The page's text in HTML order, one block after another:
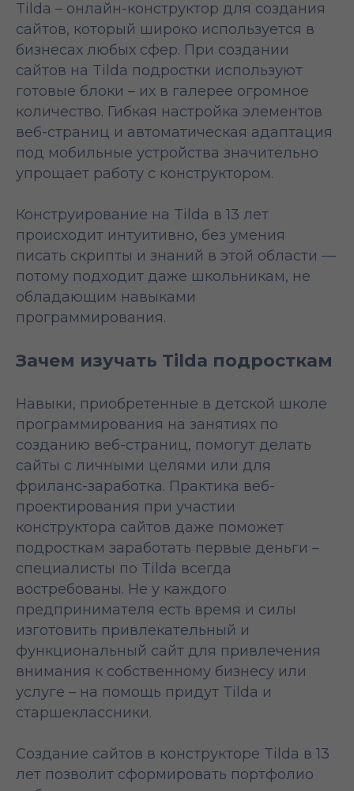
Tilda – онлайн-конструктор для создания
сайтов, который широко используется в
бизнесах любых сфер. При создании
сайтов на Tilda подростки используют
готовые блоки – их в галерее огромное
количество. Гибкая настройка элементов
веб-страниц и автоматическая адаптация
под мобильные устройства значительно
упрощает работу с конструктором.
Конструирование на Tilda в 13 лет
происходит интуитивно, без умения
писать скрипты и знаний в этой области —
потому подходит даже школьникам, не
обладающим навыками
программирования.
Зачем изучать Tilda подросткам
Навыки, приобретенные в детской школе
программирования на занятиях по
созданию веб-страниц, помогут делать
сайты с личными целями или для
фриланс-заработка. Практика веб-
проектирования при участии
конструктора сайтов даже поможет
подросткам заработать первые деньги –
специалисты по Tilda всегда
востребованы. Не у каждого
предпринимателя есть время и силы
изготовить привлекательный и
функциональный сайт для привлечения
внимания к собственному бизнесу или
услуге – на помощь придут Tilda и
старшеклассники.
Создание сайтов в конструкторе Tilda в 13
лет позволит сформировать портфолио